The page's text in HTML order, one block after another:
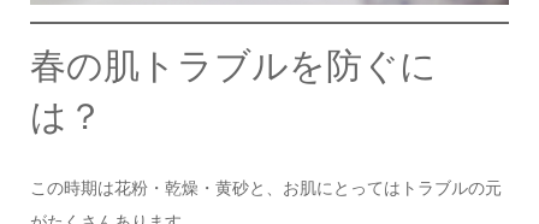
春の肌トラブルを防ぐに
は？
この時期は花粉・乾燥・黄砂と、お肌にとってはトラブルの元